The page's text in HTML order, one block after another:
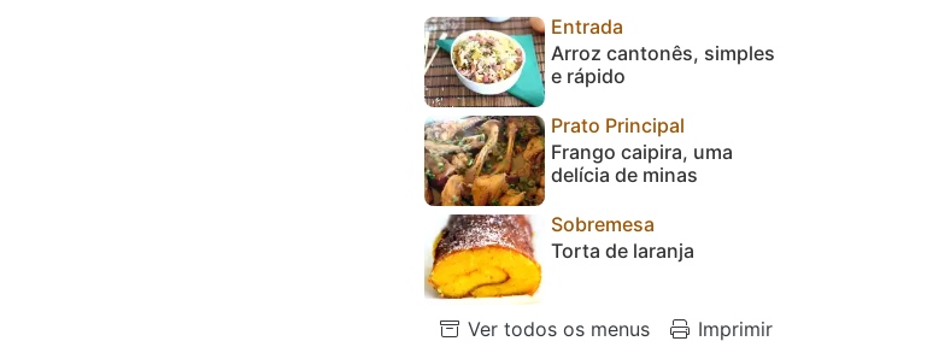
Entrada
Arroz cantonês, simples
e rápido
Prato Principal
Frango caipira, uma
delícia de minas
Sobremesa
Torta de laranja
Ver todos os menus Imprimir